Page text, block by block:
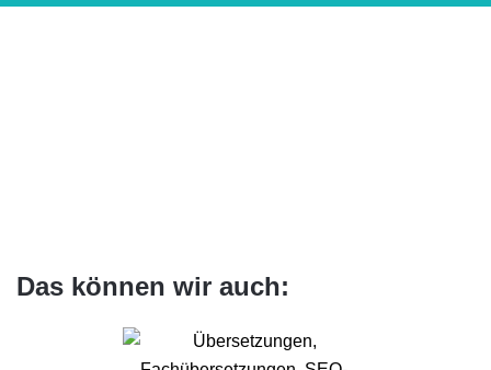
Das können wir auch: